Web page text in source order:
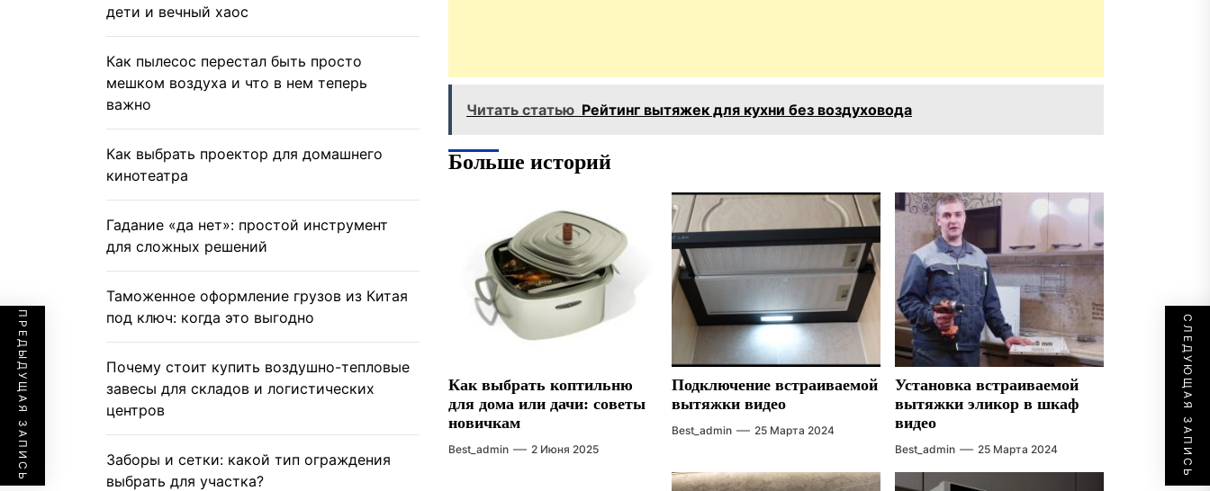
Читать статью Рейтинг вытяжек для кухни без воздуховода
ПРЕДЫДУЩАЯ ЗАПИСЬ СЛЕДУЮЩАЯ ЗАПИСЬ
Больше историй
Как выбрать коптильню
для дома или дачи: советы
новичкам
Best_admin 2 Июня 2025
Подключение встраиваемой
вытяжки видео
Best_admin 25 Марта 2024
Установка встраиваемой
вытяжки эликор в шкаф
видео
Best_admin 25 Марта 2024
дети и вечный хаос
Как пылесос перестал быть просто
мешком воздуха и что в нем теперь
важно
Как выбрать проектор для домашнего
кинотеатра
Гадание «да нет»: простой инструмент
для сложных решений
Таможенное оформление грузов из Китая
под ключ: когда это выгодно
Почему стоит купить воздушно-тепловые
завесы для складов и логистических
центров
Заборы и сетки: какой тип ограждения
выбрать для участка?